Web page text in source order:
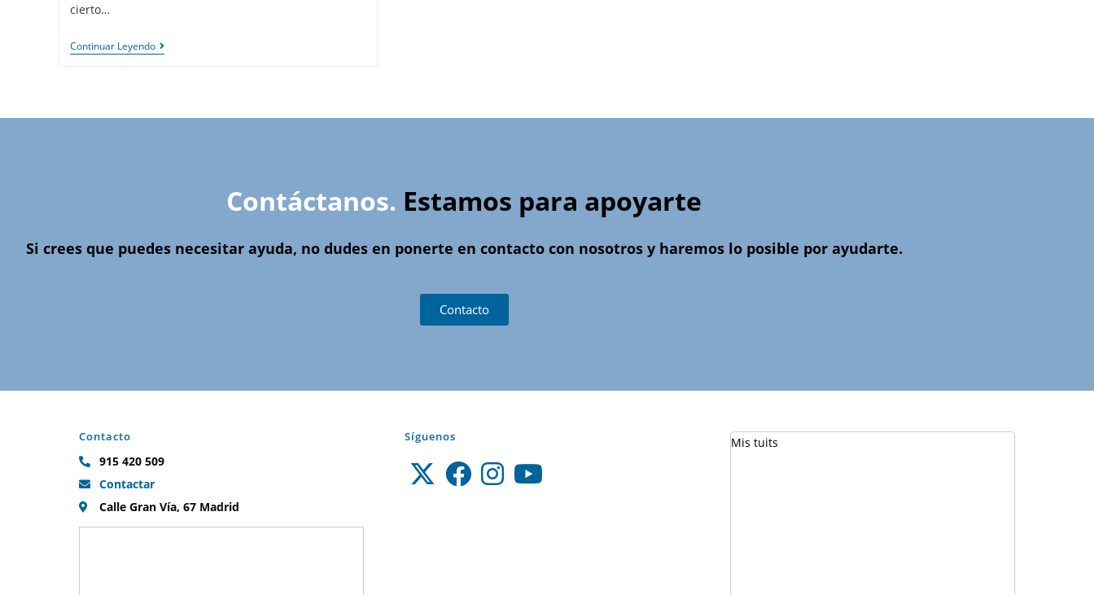
cierto…
Continuar Leyendo
Contáctanos. Estamos para apoyarte
Si crees que puedes necesitar ayuda, no dudes en ponerte en contacto con nosotros y haremos lo posible por ayudarte.
Contacto
Contacto
915 420 509
Contactar
Calle Gran Vía, 67 Madrid
Síguenos Mis tuits